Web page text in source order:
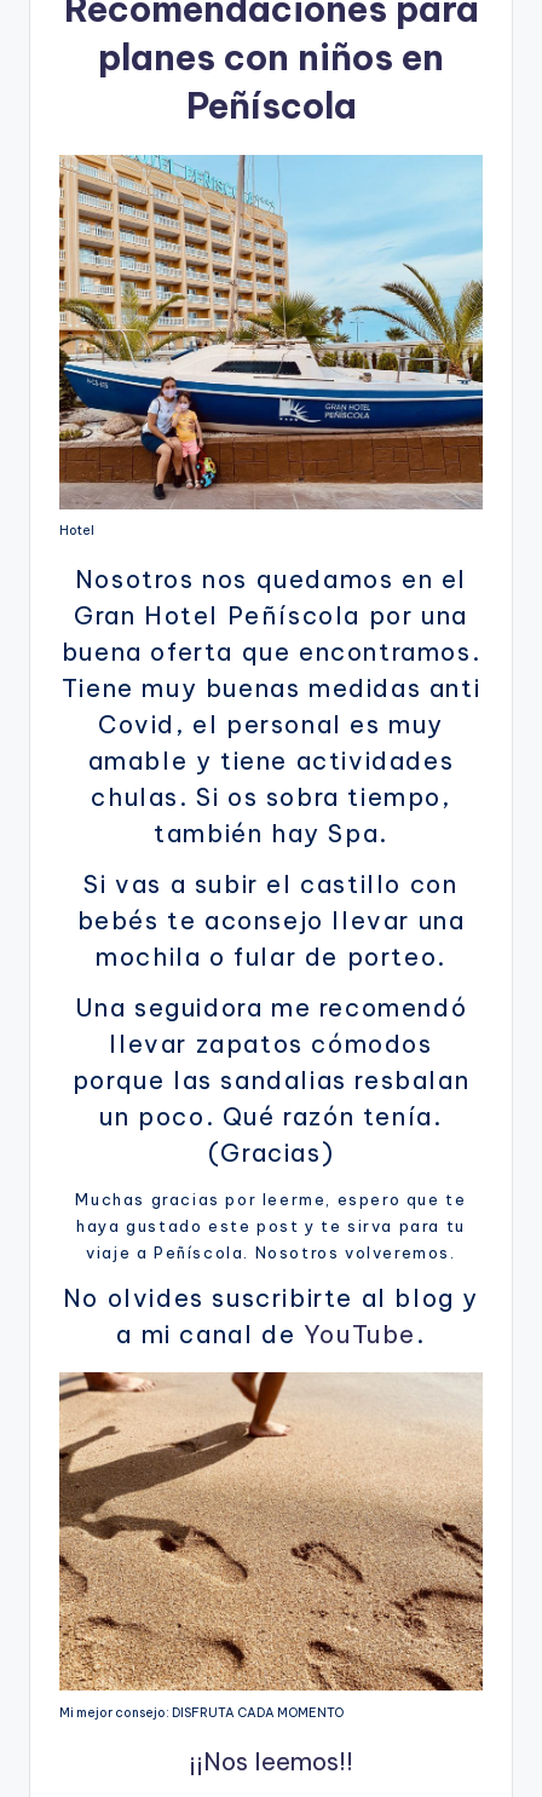
Recomendaciones para
planes con niños en
Peñíscola
Hotel
Nosotros nos quedamos en el
Gran Hotel Peñíscola por una
buena oferta que encontramos.
Tiene muy buenas medidas anti
Covid, el personal es muy
amable y tiene actividades
chulas. Si os sobra tiempo,
también hay Spa.
Si vas a subir el castillo con
bebés te aconsejo llevar una
mochila o fular de porteo.
Una seguidora me recomendó
llevar zapatos cómodos
porque las sandalias resbalan
un poco. Qué razón tenía.
(Gracias)
Muchas gracias por leerme, espero que te
haya gustado este post y te sirva para tu
viaje a Peñíscola. Nosotros volveremos.
No olvides suscribirte al blog y
a mi canal de YouTube .
Mi mejor consejo: DISFRUTA CADA MOMENTO
¡¡Nos leemos!!